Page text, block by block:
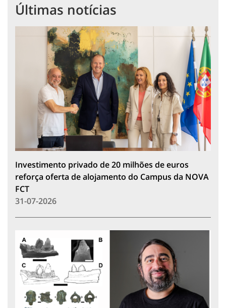
Últimas notícias
Investimento privado de 20 milhões de euros
reforça oferta de alojamento do Campus da NOVA
FCT
31-07-2026